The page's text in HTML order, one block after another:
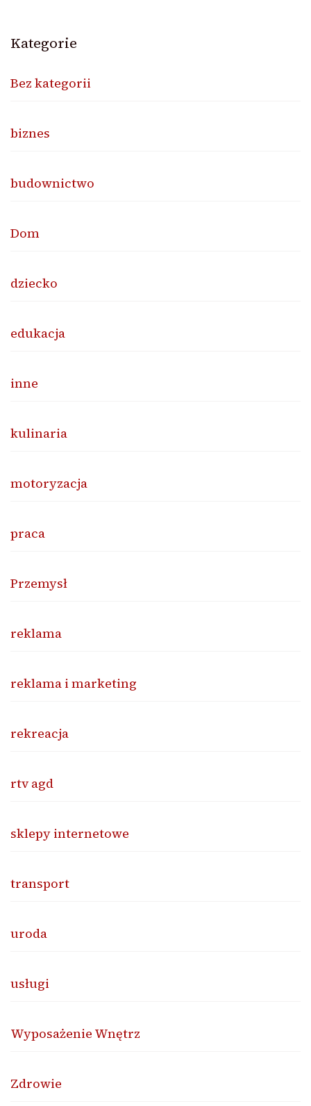
Kategorie
Bez kategorii
biznes
budownictwo
Dom
dziecko
edukacja
inne
kulinaria
motoryzacja
praca
Przemysł
reklama
reklama i marketing
rekreacja
rtv agd
sklepy internetowe
transport
uroda
usługi
Wyposażenie Wnętrz
Zdrowie